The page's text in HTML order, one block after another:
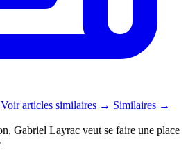
Voir articles similaires → Similaires →